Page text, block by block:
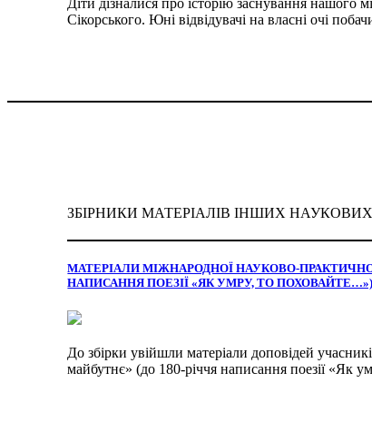
Сікорського. Юні відвідувачі на власні очі
ЗБІРНИКИ МАТЕРІАЛІВ ІНШИХ
МАТЕРІАЛИ МІЖНАРОДНОЇ НАУКОВО-
НАПИСАННЯ ПОЕЗІЇ «ЯК УМРУ, ТО ПОХОВАЙТЕ…»)
До збірки увійшли матеріали доповідей
майбутнє» (до 180-річчя написання поезії «Як